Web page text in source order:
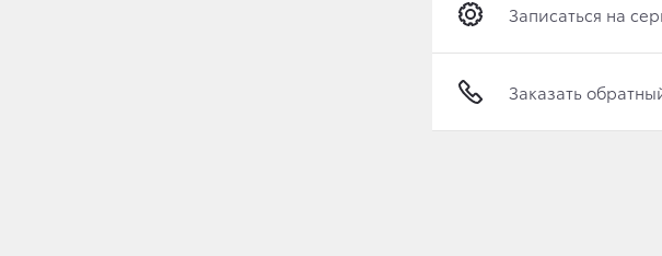
Заказать
Записаться на
Заказать
ПРИСТУПИЛА К
КАМПАНИИ
ЖЕСТКИХ КРЫШАХ КУЗОВА